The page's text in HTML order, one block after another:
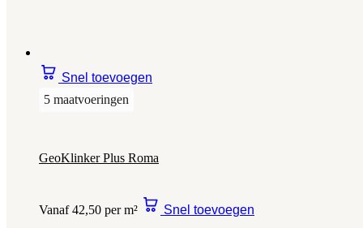
Snel toevoegen
5 maatvoeringen
GeoKlinker Plus Roma
Vanaf 42,50 per m² Snel toevoegen